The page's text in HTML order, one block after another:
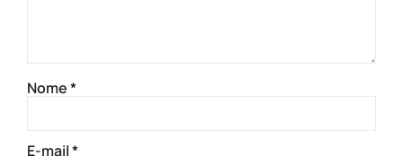
Nome*
E-mail*